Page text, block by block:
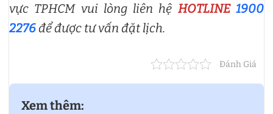
vực TPHCM vui lòng liên hệ HOTLINE1900
2276để được tư vấn đặt lịch.
Đánh Giá
Xem thêm: